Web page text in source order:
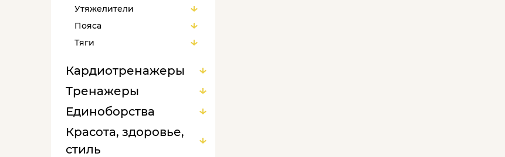
Утяжелители
Пояса
Тяги
Защита
Покрытия пола
Аксессуары для
Кардиотренажеры
Тренажеры
Единоборства
Красота, здоровье,
стиль